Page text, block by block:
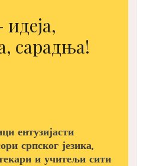
сарадња!
ентузијасти
српског језика,
и учитељи сити